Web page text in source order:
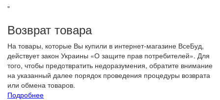
"
Возврат товара
На товары, которые Вы купили в интернет-магазине ВсеБуд,
действует закон Украины «О защите прав потребителей». Для
того, чтобы предотвратить недоразумения, обратите внимание
на указанный далее порядок проведения процедуры возврата
или обмена товаров.
Подробнее